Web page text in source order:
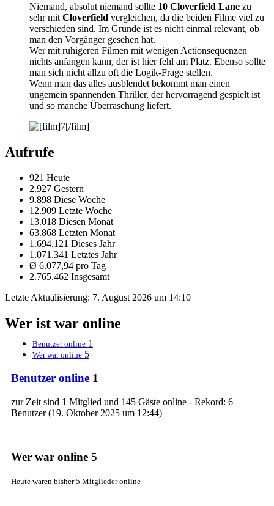
Niemand, absolut niemand sollte 10 Cloverfield Lane zu
sehr mit Cloverfield vergleichen, da die beiden Filme viel zu
verschieden sind. Im Grunde ist es nicht einmal relevant, ob
man den Vorgänger gesehen hat.
Wer mit ruhigeren Filmen mit wenigen Actionsequenzen
nichts anfangen kann, der ist hier fehl am Platz. Ebenso sollte
man sich nicht allzu oft die Logik-Frage stellen.
Wenn man das alles ausblendet bekommt man einen
ungemein spannenden Thriller, der hervorragend gespielt ist
und so manche Überraschung liefert.
Aufrufe
921 Heute
2.927 Gestern
9.898 Diese Woche
12.909 Letzte Woche
13.018 Diesen Monat
63.868 Letzten Monat
1.694.121 Dieses Jahr
1.071.341 Letztes Jahr
Ø 6.077,94 pro Tag
2.765.462 Insgesamt
Letzte Aktualisierung: 7. August 2026 um 14:10
Wer ist war online
Benutzer online 1
Wer war online 5
Benutzer online 1
zur Zeit sind 1 Mitglied und 145 Gäste online - Rekord: 6
Benutzer (19. Oktober 2025 um 12:44)
Wer war online 5
Heute waren bisher 5 Mitglieder online